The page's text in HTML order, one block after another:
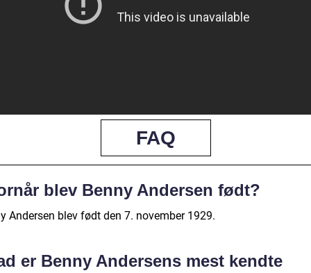
FAQ
blev Benny Andersen født?
Andersen blev født den 7. november 1929.
er Benny Andersens mest kendte